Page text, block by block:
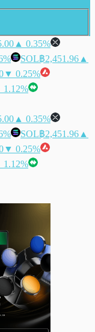
▲ 0.35%
SOL฿2,451.96 ▲
▼ 0.25%
▲ 0.35%
SOL฿2,451.96 ▲
▼ 0.25%